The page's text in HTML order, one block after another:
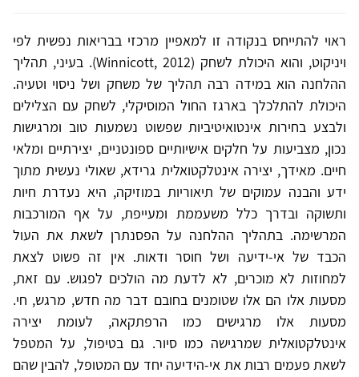
ראוי להתייחס בנקודה זו למאפיין מרכזי בבריאות נפשית לפי
ויניקוט, והוא היכולת לשחק (Winnicott, 2012‏). בעיני, תהליך
ההלחנה הוא במידה רבה תהליך של משחק ושל ניסוי וטעיה.
היכולת להתלכלך בארגז החול המוסיקלי, לשחק עם הצלילים
ולבצע בחירות אינטואיטיביות שפשוט נשמעות טוב ומרגישות
נכון, מצביעות על חלקים אישיותיים ספונטניים, יצירתיים ומלאי
חיים. מאידך, יצירה אינטלקטואלית גרידא, שאולי נעשית מתוך
ידע והבנה עמוקים של תיאוריות במוזיקה, היא נעדרת חיות
ותשוקה ובדרך כלל משעממת ומעייפת, על אף המורכבות
המרשימה. בתהליך ההלחנה על הפסנתרן לשאת את העול
הכבד של אי-ידיעה ושל חוסר ודאות. אין זה פשוט לצאת
למחוזות לא מוכרים, לא לדעת מה הולכים לפגוש. עם זאת,
מסעות אלו הם אלו שטומנים בחובם דבר מה חדש, מרגש, חי.
מסעות אלו מרגישים כמו הרפתקאה, לעומת יצירה
אינטלקטואלית שמרגישה כמו סיור. גם בטיפול, על המטפל
לשאת פעמים רבות את אי-הידיעה יחד עם המטופל, להבין שהם